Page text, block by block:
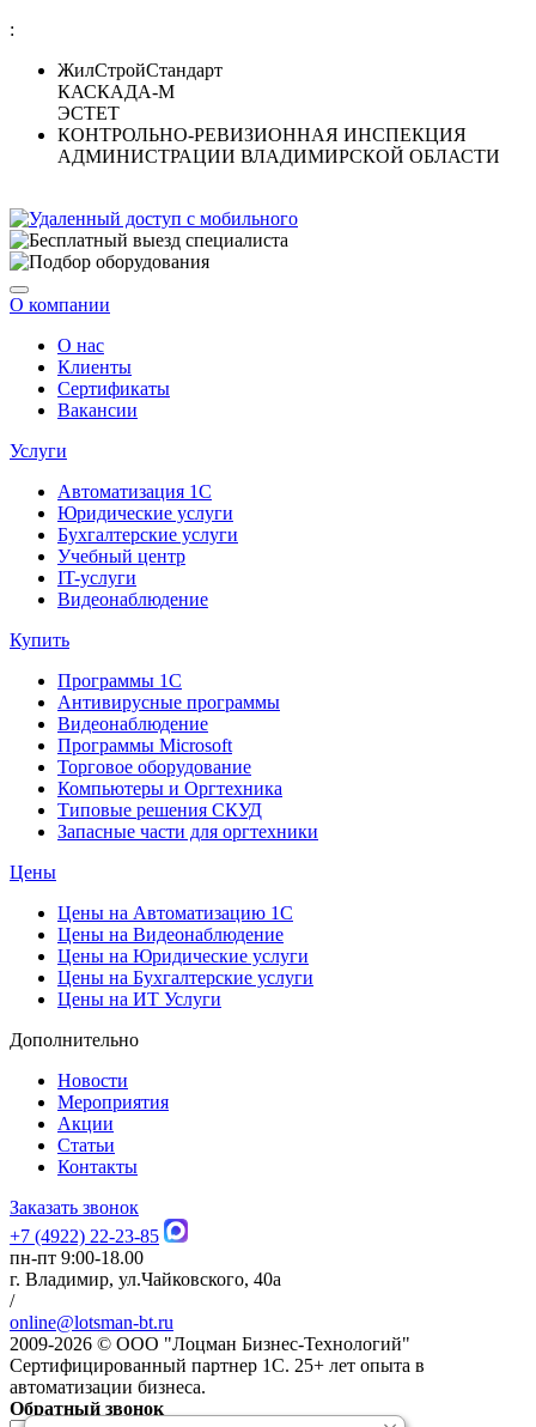
:
ЖилСтройСтандарт
КАСКАДА-М
ЭСТЕТ
КОНТРОЛЬНО-РЕВИЗИОННАЯ ИНСПЕКЦИЯ
АДМИНИСТРАЦИИ ВЛАДИМИРСКОЙ ОБЛАСТИ
О компании
О нас
Клиенты
Сертификаты
Вакансии
Услуги
Автоматизация 1С
Юридические услуги
Бухгалтерские услуги
Учебный центр
IT-услуги
Видеонаблюдение
Купить
Программы 1С
Антивирусные программы
Видеонаблюдение
Программы Microsoft
Торговое оборудование
Компьютеры и Оргтехника
Типовые решения СКУД
Запасные части для оргтехники
Цены
Цены на Автоматизацию 1С
Цены на Видеонаблюдение
Цены на Юридические услуги
Цены на Бухгалтерские услуги
Цены на ИТ Услуги
Дополнительно
Новости
Мероприятия
Акции
Статьи
Контакты
Заказать звонок
+7 (4922) 22-23-85
пн-пт 9:00-18.00
г. Владимир, ул.Чайковского, 40а
/
online@lotsman-bt.ru
2009-2026 © ООО "Лоцман Бизнес-Технологий"
Сертифицированный партнер 1С. 25+ лет опыта в
автоматизации бизнеса.
Обратный звонок